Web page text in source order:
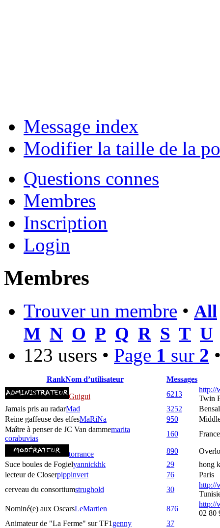
Message index
Modifier la taille de la
Questions connes
Membres
Inscription
Login
Membres
Trouver un membre • All
M N O P Q R S T U
123 users • Page 1 sur 2
RankNom d’utilisateur Messages
Guigui 6213
http://
Twin
Jamais pris au radarMad 3252
Reine gaffeuse des elfesMaRiNa 950
Maître à penser de JC Van dammemarita
corabuvias
160
torrance 890
Suce boules de Fogielyannickhk 29
hong
lecteur de Closerpippinvert 76
Paris
cerveau du consortiumstrughold 30
http://
Nominé(e) aux OscarsLeMartien 876
http://
02 80
Animateur de "La Ferme" sur TF1 genny
37